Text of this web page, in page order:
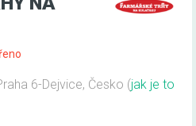
6-Dejvice, Česko (jak je to